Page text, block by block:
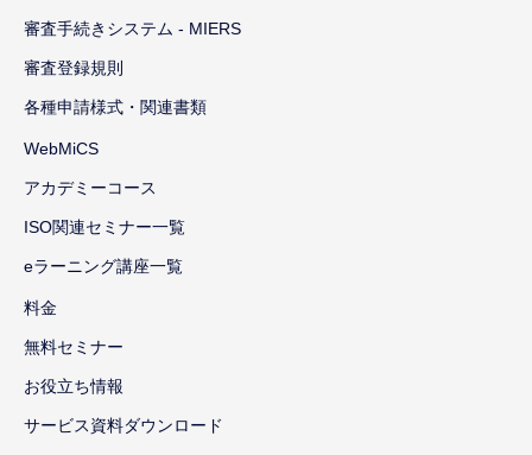
審査手続きシステム - MIERS
審査登録規則
各種申請様式・関連書類
WebMiCS
アカデミーコース
ISO関連セミナー一覧
eラーニング講座一覧
料金
無料セミナー
お役立ち情報
サービス資料ダウンロード